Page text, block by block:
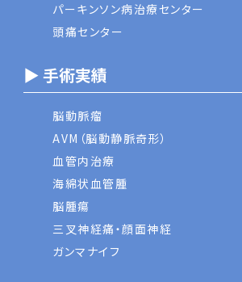
パーキンソン病治療センター
頭痛センター
▶ 手術実績
脳動脈瘤
AVM（脳動静脈奇形）
血管内治療
海綿状血管腫
脳腫瘍
三叉神経痛・顔面神経
ガンマナイフ